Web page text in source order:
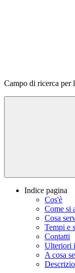
Campo di ricerca per
Indice pagina
Cos'è
Come si
Cosa
Tempi e
Contatti
Ulteriori
A cosa